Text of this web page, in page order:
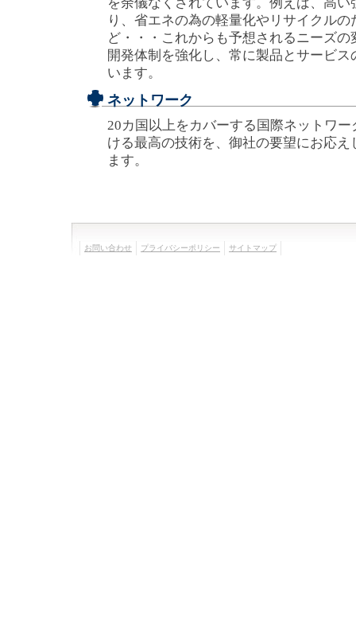
り、省エネの為の軽量化やリサイクル
ど・・・これからも予想されるニーズ
開発体制を強化し、常に製品とサービ
います。
ネットワーク
20カ国以上をカバーする国際ネットワ
ける最高の技術を、御社の要望にお応
ます。
お問い合わせ プライバシーポリシー サイトマップ